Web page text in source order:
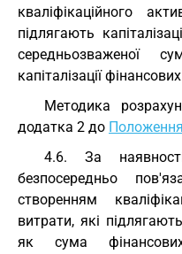
кваліфікаційного
підлягають
середньозваженої
капіталізації
Методика
додатка 2 до
4.6. За
безпосередньо
створенням
витрати, які
як сума